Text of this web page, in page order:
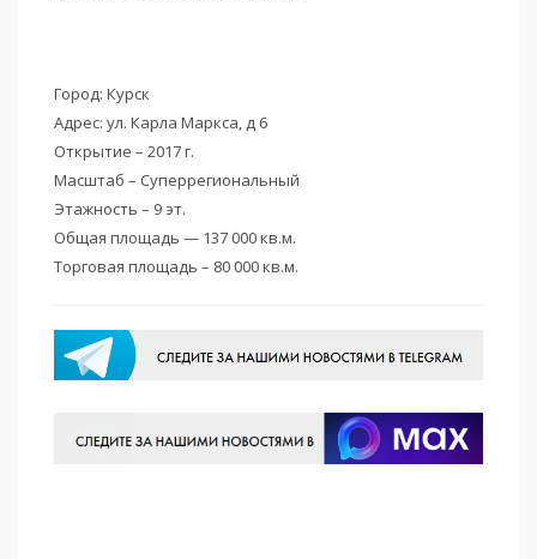
Город: Курск
Адрес: ул. Карла Маркса, д 6
Открытие – 2017 г.
Масштаб – Суперрегиональный
Этажность – 9 эт.
Общая площадь — 137 000 кв.м.
Торговая площадь – 80 000 кв.м.